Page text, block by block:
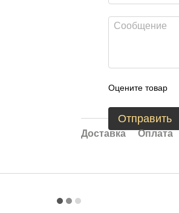
Оцените товар
Отправить
Доставка Оплата